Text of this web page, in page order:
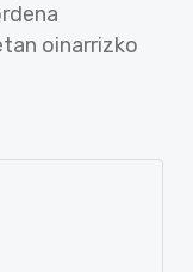
oinarrizko